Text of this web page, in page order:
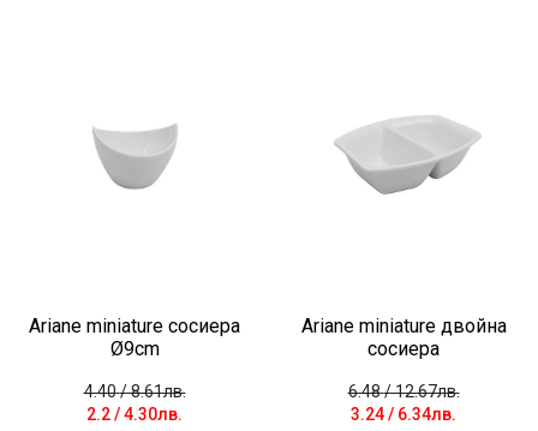
Ariane miniature сосиера
Ø9cm
4.40/ 8.61лв.
2.2/ 4.30лв.
Ariane miniature двойна
сосиера
6.48/ 12.67лв.
3.24/ 6.34лв.